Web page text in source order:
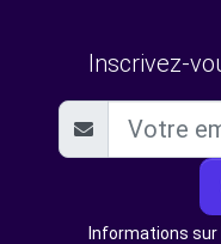
Inscrivez-
Informations